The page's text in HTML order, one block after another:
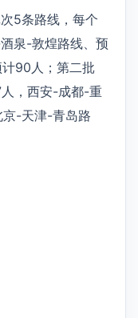
5条路线，每个
泉-敦煌路线、预
90人；第二批
，西安-成都-重
-天津-青岛路